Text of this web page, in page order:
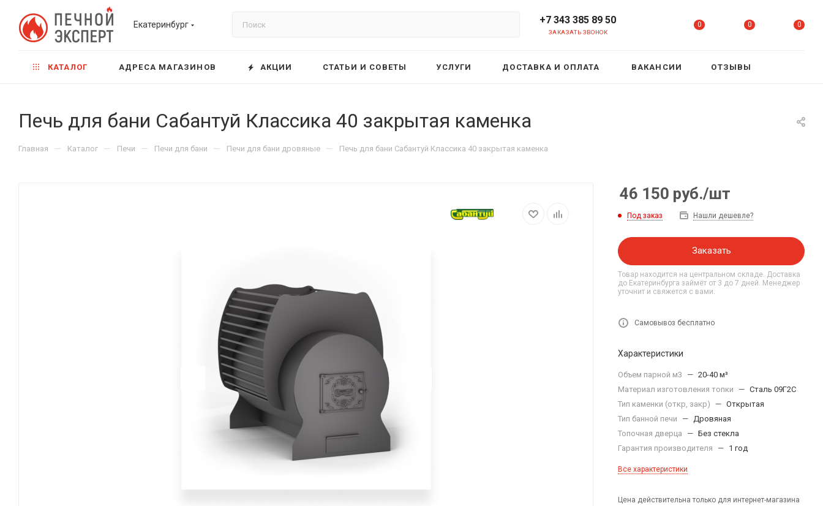
Екатеринбург +7 343 385 89 50
ЗАКАЗАТЬ ЗВОНОК
0 0 0
КАТАЛОГ АДРЕСА МАГАЗИНОВ АКЦИИ СТАТЬИ И СОВЕТЫ УСЛУГИ ДОСТАВКА И ОПЛАТА ВАКАНСИИ ОТЗЫВЫ
Печь для бани Сабантуй Классика 40 закрытая каменка
Главная — Каталог — Печи — Печи для бани — Печи для бани дровяные — Печь для бани Сабантуй Классика 40 закрытая каменка
46 150 руб./шт
Под заказ Нашли дешевле?
Заказать
Товар находится на центральном складе. Доставка
до Екатеринбурга займёт от 3 до 7 дней. Менеджер
уточнит и свяжется с вами.
Самовывоз бесплатно
Характеристики
Объем парной м3 — 20-40 м³
Материал изготовления топки
— Сталь 09Г2С
Тип каменки (откр, закр)
— Открытая
Тип банной печи
— Дровяная
Топочная дверца
— Без стекла
Гарантия производителя
— 1 год
Все характеристики
Цена действительна только для интернет-магазина